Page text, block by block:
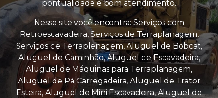
pontualidade e bom atendimento.
Nesse site você encontra: Serviços com
Retroescavadeira, Serviços de Terraplanagem,
Serviços de Terraplenagem, Aluguel de Bobcat,
Aluguel de Caminhão, Aluguel de Escavadeira,
Aluguel de Máquinas para Terraplanagem,
Aluguel de Pá Carregadeira, Aluguel de Trator
Esteira, Aluguel de Mini Escavadeira, Aluguel de